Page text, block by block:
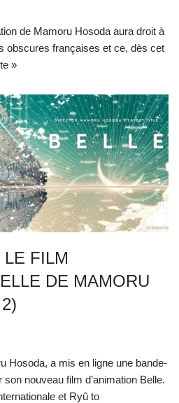
de Mamoru Hosoda aura droit à
obscures françaises et ce, dès cet
»
FILM
DE MAMORU
Hosoda, a mis en ligne une bande-
nouveau film d’animation Belle.
et Ryû to